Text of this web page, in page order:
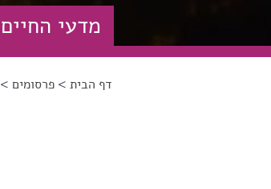
מדעי החיים
הינך נמצא כאן
דף הבית >פרסומים >